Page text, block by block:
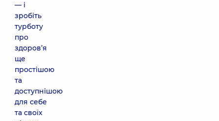
— і
зробіть
турботу
про
здоров’я
ще
простішою
та
доступнішою
для себе
та своїх